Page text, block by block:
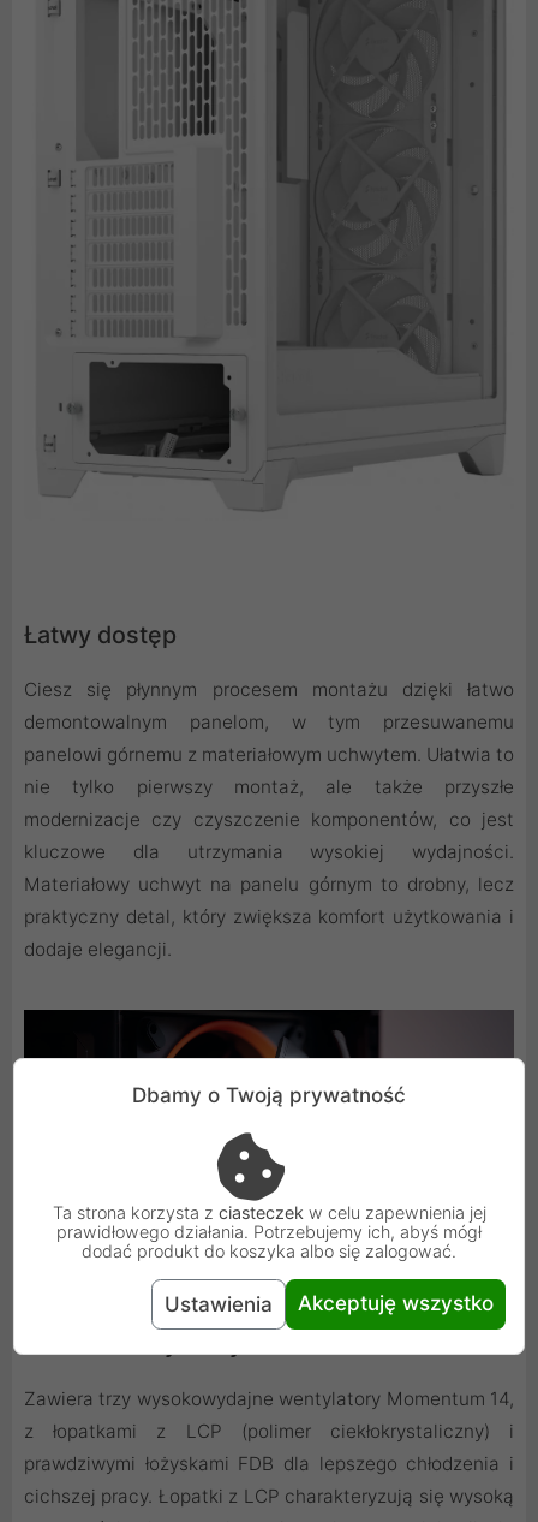
Łatwy dostęp
Ciesz się płynnym procesem montażu dzięki łatwo
demontowalnym panelom, w tym przesuwanemu
panelowi górnemu z materiałowym uchwytem. Ułatwia to
nie tylko pierwszy montaż, ale także przyszłe
modernizacje czy czyszczenie komponentów, co jest
kluczowe dla utrzymania wysokiej wydajności.
Materiałowy uchwyt na panelu górnym to drobny, lecz
praktyczny detal, który zwiększa komfort użytkowania i
dodaje elegancji.
Zawiera trzy wysokowydajne wentylatory Momentum 14,
z łopatkami z LCP (polimer ciekłokrystaliczny) i
prawdziwymi łożyskami FDB dla lepszego chłodzenia i
cichszej pracy. Łopatki z LCP charakteryzują się wysoką
Dbamy o Twoją prywatność
Ta strona korzysta z ciasteczek w celu zapewnienia jej
prawidłowego działania. Potrzebujemy ich, abyś mógł
dodać produkt do koszyka albo się zalogować.
Ustawienia Akceptuję wszystko